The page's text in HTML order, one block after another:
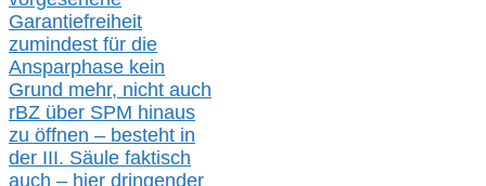
Garantiefreiheit
zumindest für die
Ansparphase kein
Grund mehr, nicht auch
rBZ über SPM hinaus
zu öffnen – besteht in
der III. Säule faktisch
auch – hier dringender